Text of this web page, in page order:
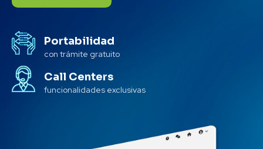
Portabilidad
con trámite gratuito
Call Centers
funcionalidades exclusivas